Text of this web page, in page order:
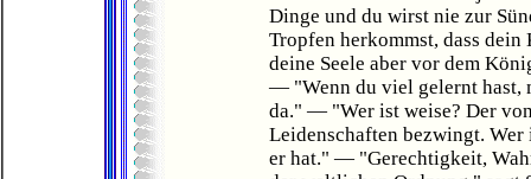
Dinge und du wirst nie zur
Tropfen herkommst, dass
deine Seele aber vor dem
— "Wenn du viel gelernt hast,
da." — "Wer ist weise? Der
Leidenschaften bezwingt.
er hat." — "Gerechtigkeit,